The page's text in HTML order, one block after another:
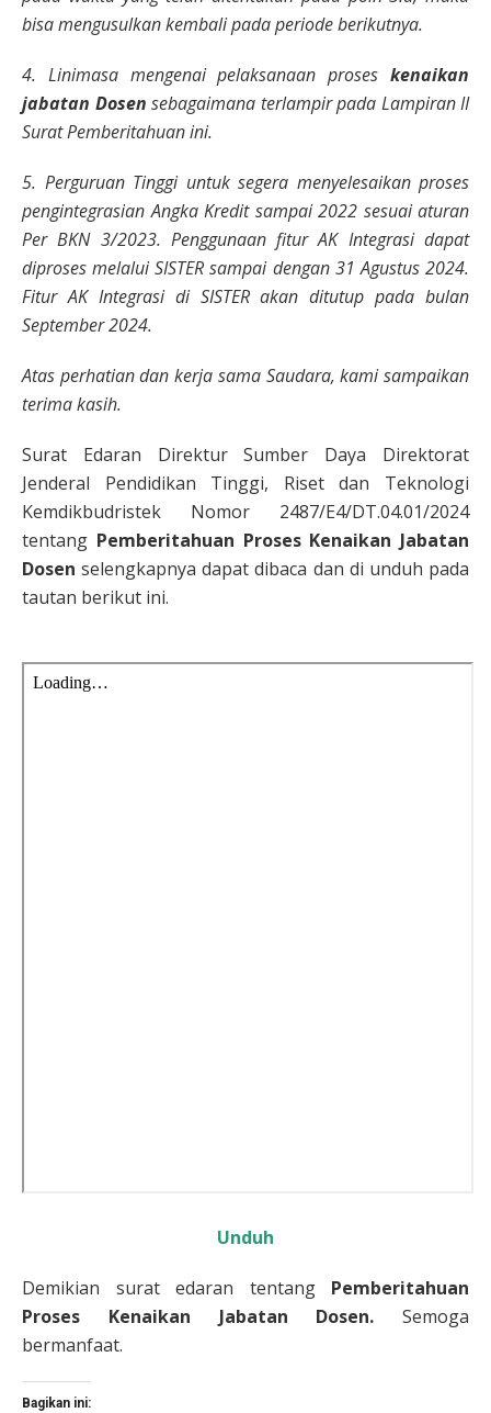
bisa mengusulkan kembali pada periode berikutnya.
4. Linimasa mengenai pelaksanaan proses kenaikan
jabatan Dosen sebagaimana terlampir pada Lampiran II
Surat Pemberitahuan ini.
5. Perguruan Tinggi untuk segera menyelesaikan proses
pengintegrasian Angka Kredit sampai 2022 sesuai aturan
Per BKN 3/2023. Penggunaan fitur AK Integrasi dapat
diproses melalui SISTER sampai dengan 31 Agustus 2024.
Fitur AK Integrasi di SISTER akan ditutup pada bulan
September 2024.
Atas perhatian dan kerja sama Saudara, kami sampaikan
terima kasih.
Surat Edaran Direktur Sumber Daya Direktorat
Jenderal Pendidikan Tinggi, Riset dan Teknologi
Kemdikbudristek Nomor 2487/E4/DT.04.01/2024
tentang Pemberitahuan Proses Kenaikan Jabatan
Dosen selengkapnya dapat dibaca dan di unduh pada
tautan berikut ini.
Unduh
Demikian surat edaran tentang Pemberitahuan
Proses Kenaikan Jabatan Dosen. Semoga
bermanfaat.
Bagikan ini: